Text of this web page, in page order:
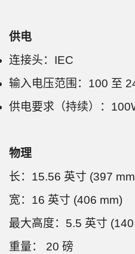
供电
连接头：IEC
输入电压范围：100 至
供电要求（持续）：
物理
长：15.56 英寸 (397
宽：16 英寸 (406 mm)
最大高度：5.5 英寸
重量： 20 磅